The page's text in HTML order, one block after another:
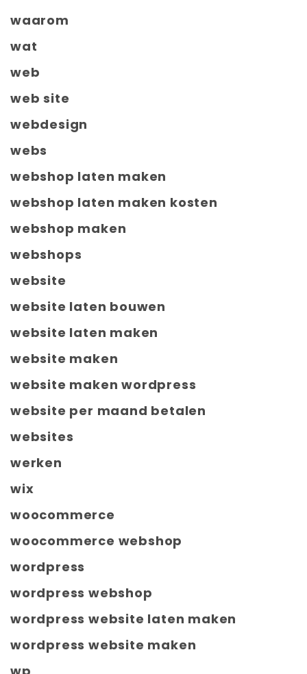
waarom
wat
web
web site
webdesign
webs
webshop laten maken
webshop laten maken kosten
webshop maken
webshops
website
website laten bouwen
website laten maken
website maken
website maken wordpress
website per maand betalen
websites
werken
wix
woocommerce
woocommerce webshop
wordpress
wordpress webshop
wordpress website laten maken
wordpress website maken